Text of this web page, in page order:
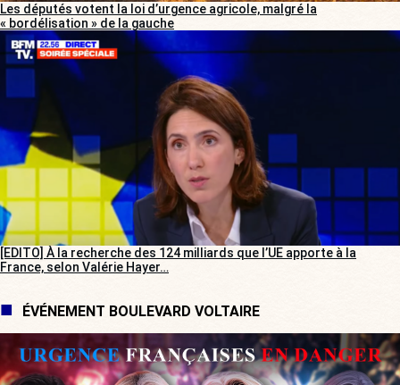
Les députés votent la loi d’urgence agricole, malgré la
« bordélisation » de la gauche
[EDITO] À la recherche des 124 milliards que l’UE apporte à la
France, selon Valérie Hayer…
ÉVÉNEMENT BOULEVARD VOLTAIRE